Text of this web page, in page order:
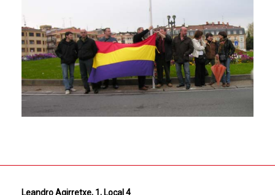
Leandro Agirretxe, 1, Local 4